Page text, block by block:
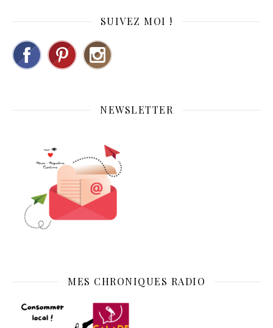
SUIVEZ MOI !
NEWSLETTER
MES CHRONIQUES RADIO